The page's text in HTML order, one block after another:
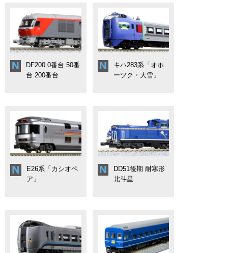
DF200 0番台 50番
台 200番台
キハ283系「オホ
ーツク・大雪」
E26系「カシオペ
ア」
DD51後期 耐寒形
北斗星